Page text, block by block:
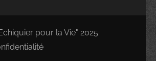
pour la Vie" 2025